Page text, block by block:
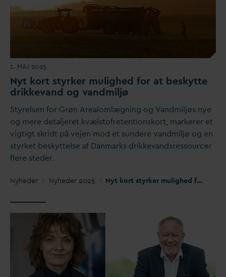
1. MAJ 2025
Nyt kort styrker mulighed for at beskytte
drikkevand og vandmiljø
Styrelsen for Grøn Arealomlægning og Vandmiljøs nye
og mere detaljeret kvælstofretentionskort, markerer et
vigtigt skridt på vejen mod et sundere vandmiljø og en
styrket beskyttelse af Danmarks drikkevandsressourcer
flere steder.
Nyheder Nyheder 2025 Nyt kort styrker mulighed for at beskytte drikke